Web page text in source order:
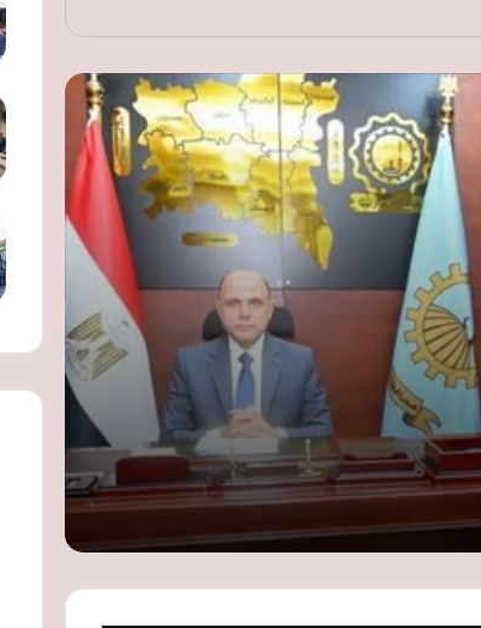
«السويدي إليكتريك» تنشئ مجمعًا صناعيًا
جديدًا بالفيوم لإنتاج المكونات الكهربائية
وضفائر السيارات
قبل موسم المولد النبوي.. توقعات بزيادة
أسعار الحلوى رغم انخفاض السكر واستمرار
ضغوط الإنتاج
وزير الاستثمار: طروحات الشركات الكبرى
مفتاح إنهاء هيمنة 3 شركات على المؤشر
الرئيسي للبورصة
الكهرباء: تكلفة إنتاج الكيلووات 8.77 جنيه
والدولة تتحمل الجزء الأكبر من دعم الشرائح
الأولى
الأمين العام لجامعة الدول العربية يبحث مع